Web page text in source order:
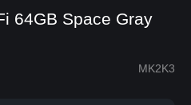
64GB Space Gray
MK2K3